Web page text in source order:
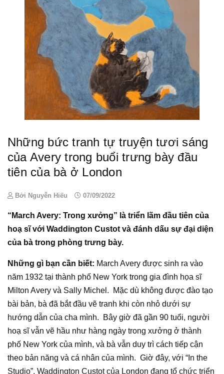
Những bức tranh tự truyện tươi sáng
của Avery trong buổi trưng bày đầu
tiên của bà ở London
Bởi Nguyễn Hiếu 07/09/2022
“March Avery: Trong xưởng” là triển lãm đầu tiên của
hoạ sĩ với Waddington Custot và đánh dấu sự đại diện
của bà trong phòng trưng bày.
Những gì bạn cần biết: March Avery được sinh ra vào
năm 1932 tại thành phố New York trong gia đình họa sĩ
Milton Avery và Sally Michel. Mặc dù không được đào tạo
bài bản, bà đã bắt đầu vẽ tranh khi còn nhỏ dưới sự
hướng dẫn của cha mình. Bây giờ đã gần 90 tuổi, người
hoạ sĩ vẫn vẽ hầu như hàng ngày trong xưởng ở thành
phố New York của mình, và bà vẫn duy trì cách tiếp cận
theo bản năng và cá nhân của mình. Giờ đây, với “In the
Studio”, Waddington Custot của London đang tổ chức triển